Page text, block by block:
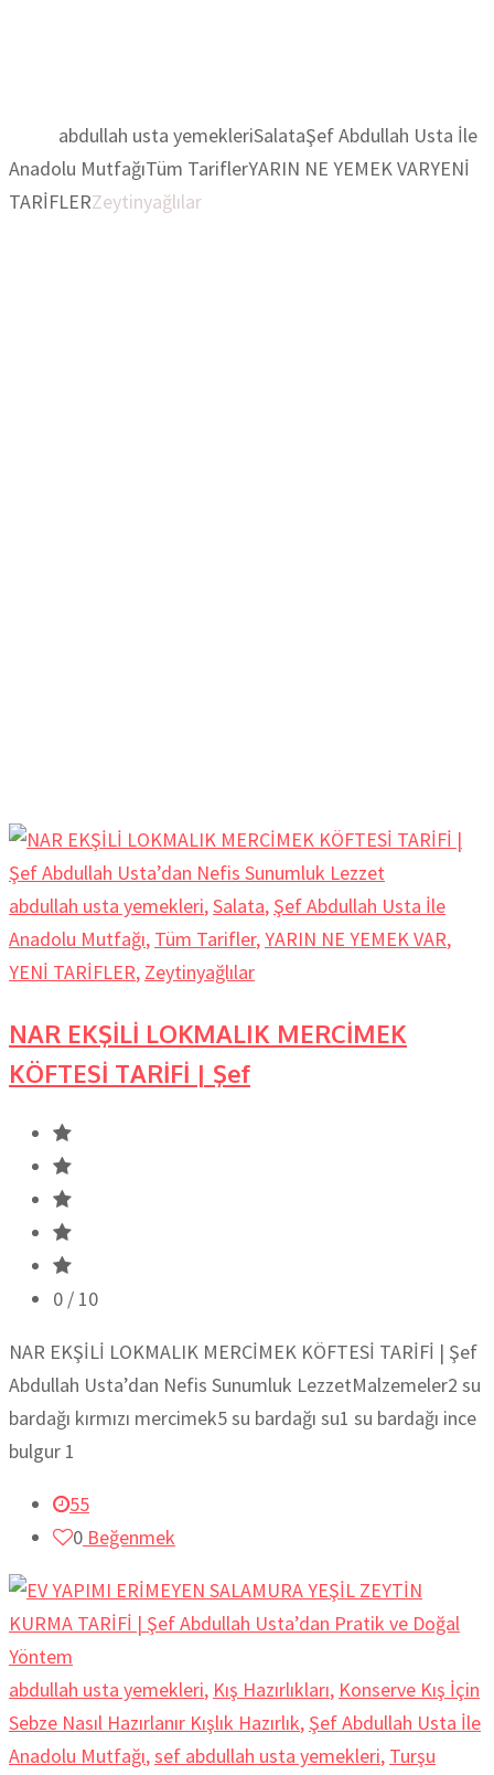
abdullah usta yemekleriSalataŞef Abdullah Usta İle
Anadolu MutfağıTüm TariflerYARIN NE YEMEK VARYENİ
TARİFLERZeytinyağlılar
abdullah usta yemekleri,Salata, Şef Abdullah Usta İle
Anadolu Mutfağı, Tüm Tarifler,YARIN NE YEMEK VAR,
YENİ TARİFLER, Zeytinyağlılar
NAR EKŞİLİ LOKMALIK MERCİMEK
KÖFTESİ TARİFİ | Şef
0 / 10
NAR EKŞİLİ LOKMALIK MERCİMEK KÖFTESİ TARİFİ | Şef
Abdullah Usta’dan Nefis Sunumluk LezzetMalzemeler2 su
bardağı kırmızı mercimek5 su bardağı su1 su bardağı ince
bulgur 1
55
0 Beğenmek
abdullah usta yemekleri, Kış Hazırlıkları, Konserve Kış İçin
Sebze Nasıl Hazırlanır Kışlık Hazırlık, Şef Abdullah Usta İle
Anadolu Mutfağı,sef abdullah usta yemekleri, Turşu